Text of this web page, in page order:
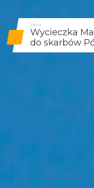
Oferta
Wycieczka
do skarbów